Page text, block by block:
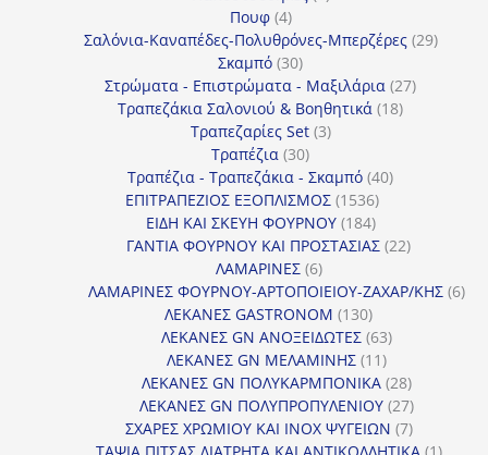
Πουφ 44
προϊόντα
Σαλόνια-Καναπέδες-Πολυθρόνες-Μπερζέρες 2929
Σκαμπό 3030
προϊόντα
Στρώματα - Επιστρώματα - Μαξιλάρια 2727
Τραπεζάκια Σαλονιού & Βοηθητικά 1818
Τραπεζαρίες Set 33
Τραπέζια 3030
προϊόντα
Τραπέζια - Τραπεζάκια - Σκαμπό 4040
ΕΠΙΤΡΑΠΕΖΙΟΣ ΕΞΟΠΛΙΣΜΟΣ 15361536
προϊόντα
ΕΙΔΗ ΚΑΙ ΣΚΕΥΗ ΦΟΥΡΝΟΥ 184184
προϊόντα
ΓΑΝΤΙΑ ΦΟΥΡΝΟΥ ΚΑΙ ΠΡΟΣΤΑΣΙΑΣ 2222
ΛΑΜΑΡΙΝΕΣ 66
προϊόντα
ΛΑΜΑΡΙΝΕΣ ΦΟΥΡΝΟΥ-ΑΡΤΟΠΟΙΕΙΟΥ-ΖΑΧΑΡ/ΚΗΣ 66
ΛΕΚΑΝΕΣ GASTRONOM 130130
προϊόντα
ΛΕΚΑΝΕΣ GN ΑΝΟΞΕΙΔΩΤΕΣ 6363
ΛΕΚΑΝΕΣ GN ΜΕΛΑΜΙΝΗΣ 1111
προϊόντα
ΛΕΚΑΝΕΣ GN ΠΟΛΥΚΑΡΜΠΟΝΙΚΑ 2828
προϊόντα
ΛΕΚΑΝΕΣ GN ΠΟΛΥΠΡΟΠΥΛΕΝΙΟΥ 2727
προϊόντα
ΣΧΑΡΕΣ ΧΡΩΜΙΟΥ ΚΑΙ INOX ΨΥΓΕΙΩΝ 77
προϊόντα
1